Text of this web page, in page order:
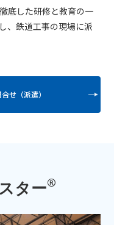
底した研修と教育の一
、鉄道工事の現場に派
せ（派遣）
ター®